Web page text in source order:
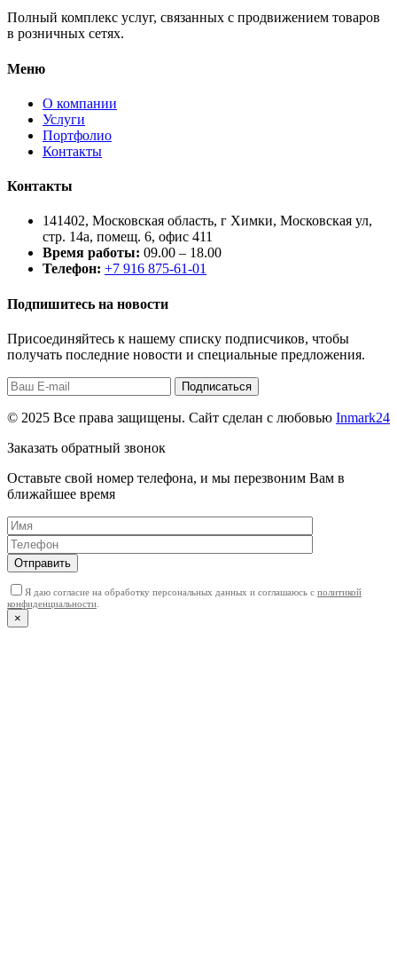
Полный комплекс услуг, связанных с продвижением товаров
в розничных сетях.
Меню
О компании
Услуги
Портфолио
Контакты
Контакты
141402, Московская область, г Химки, Московская ул,
стр. 14а, помещ. 6, офис 411
Время работы: 09.00 – 18.00
Телефон: +7 916 875-61-01
Подпишитесь на новости
Присоединяйтесь к нашему списку подписчиков, чтобы
получать последние новости и специальные предложения.
Подписаться
© 2025 Все права защищены. Сайт сделан с любовью Inmark24
Заказать обратный звонок
Оставьте свой номер телефона, и мы перезвоним Вам в
ближайшее время
Отправить
Я даю согласие на обработку персональных данных и соглашаюсь с политикой
конфиденциальности
×